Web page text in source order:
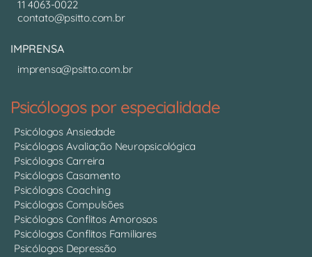
11 4063-0022
contato@psitto.com.br
IMPRENSA
imprensa@psitto.com.br
Psicólogos por especialidade
Psicólogos Ansiedade
Psicólogos Avaliação Neuropsicológica
Psicólogos Carreira
Psicólogos Casamento
Psicólogos Coaching
Psicólogos Compulsões
Psicólogos Conflitos Amorosos
Psicólogos Conflitos Familiares
Psicólogos Depressão